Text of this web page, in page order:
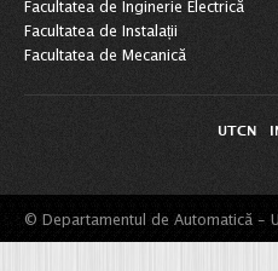
Facultatea de Inginerie Electrică
Facultatea de Instalații
Facultatea de Mecanică
UTCN
© Departamentul de Automatică -